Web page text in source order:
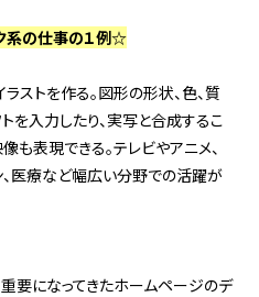
系の仕事の１例☆
ラストを作る。図形の形状、色、質
を入力したり、実写と合成するこ
も表現できる。テレビやアニメ、
、医療など幅広い分野での活躍が
重要になってきたホームページのデ